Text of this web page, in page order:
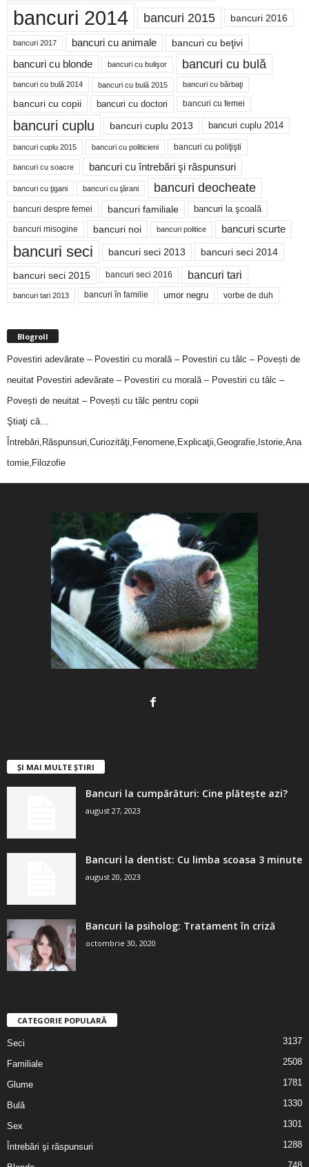
bancuri 2014 bancuri 2015 bancuri 2016
bancuri 2017 bancuri cu animale bancuri cu beţivi
bancuri cu blonde bancuri cu bulişor bancuri cu bulă
bancuri cu bulă 2014 bancuri cu bulă 2015 bancuri cu bărbaţi
bancuri cu copii bancuri cu doctori bancuri cu femei
bancuri cuplu bancuri cuplu 2013 bancuri cuplu 2014
bancuri cuplu 2015 bancuri cu politicieni bancuri cu poliţişti
bancuri cu soacre bancuri cu întrebări şi răspunsuri
bancuri cu ţigani bancuri cu ţărani bancuri deocheate
bancuri despre femei bancuri familiale bancuri la şcoală
bancuri misogine bancuri noi bancuri politice bancuri scurte
bancuri seci bancuri seci 2013 bancuri seci 2014
bancuri seci 2015 bancuri seci 2016 bancuri tari
bancuri tari 2013 bancuri în familie umor negru vorbe de duh
Blogroll
Povestiri adevărate – Povestiri cu morală – Povestiri cu tâlc – Povești de
neuitat Povestiri adevărate – Povestiri cu morală – Povestiri cu tâlc –
Povești de neuitat – Povești cu tâlc pentru copii
Ştiaţi că…
Întrebări,Răspunsuri,Curiozităţi,Fenomene,Explicaţii,Geografie,Istorie,Ana
tomie,Filozofie
ȘI MAI MULTE ȘTIRI
Bancuri la cumpărături: Cine plătește azi?
august 27, 2023
Bancuri la dentist: Cu limba scoasa 3 minute
august 20, 2023
Bancuri la psiholog: Tratament în criză
octombrie 30, 2020
CATEGORIE POPULARĂ
Seci 3137
Familiale 2508
Glume 1781
Bulă 1330
Sex 1301
Întrebări şi răspunsuri 1288